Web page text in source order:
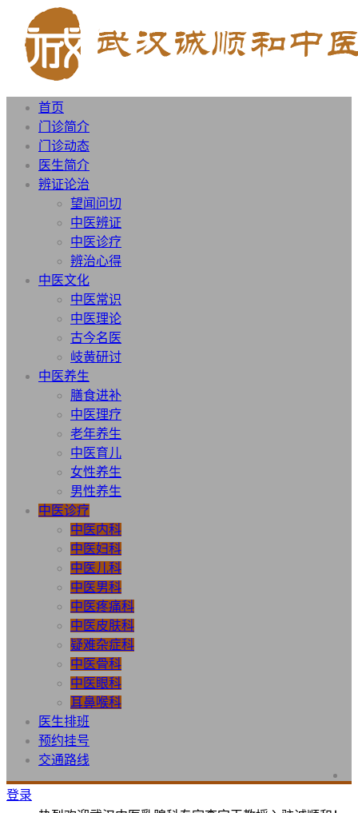
首页
门诊简介
门诊动态
医生简介
辨证论治
望闻问切
中医辨证
中医诊疗
辨治心得
中医文化
中医常识
中医理论
古今名医
岐黄研讨
中医养生
膳食进补
中医理疗
老年养生
中医育儿
女性养生
男性养生
中医诊疗
中医内科
中医妇科
中医儿科
中医男科
中医疼痛科
中医皮肤科
疑难杂症科
中医骨科
中医眼科
耳鼻喉科
医生排班
预约挂号
交通路线
登录